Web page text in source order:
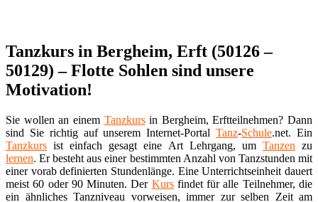
Tanzkurs in Bergheim, Erft (50126 –
50129) – Flotte Sohlen sind unsere
Motivation!
Sie wollen an einem Tanzkursin Bergheim, Erftteilnehmen? Dann
sind Sie richtig auf unserem Internet-PortalTanz-Schule.net. Ein
Tanzkurs ist einfach gesagt eine Art Lehrgang, um Tanzen zu
lernen. Er besteht aus einer bestimmten Anzahl von Tanzstunden mit
einer vorab definierten Stundenlänge. Eine Unterrichtseinheit dauert
meist 60 oder 90 Minuten. Der Kursfindet für alle Teilnehmer, die
ein ähnliches Tanzniveau vorweisen, immer zur selben Zeit am